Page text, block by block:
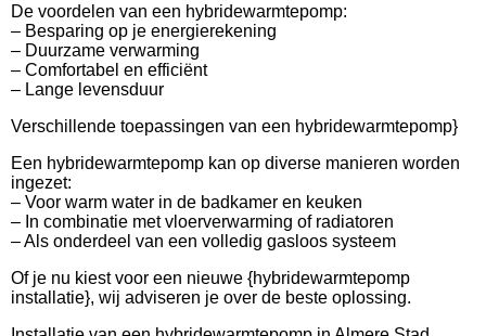
De voordelen van een hybridewarmtepomp:
– Besparing op je energierekening
– Duurzame verwarming
– Comfortabel en efficiënt
– Lange levensduur
Verschillende toepassingen van een hybridewarmtepomp}
Een hybridewarmtepomp kan op diverse manieren worden
ingezet:
– Voor warm water in de badkamer en keuken
– In combinatie met vloerverwarming of radiatoren
– Als onderdeel van een volledig gasloos systeem
Of je nu kiest voor een nieuwe {hybridewarmtepomp
installatie}, wij adviseren je over de beste oplossing.